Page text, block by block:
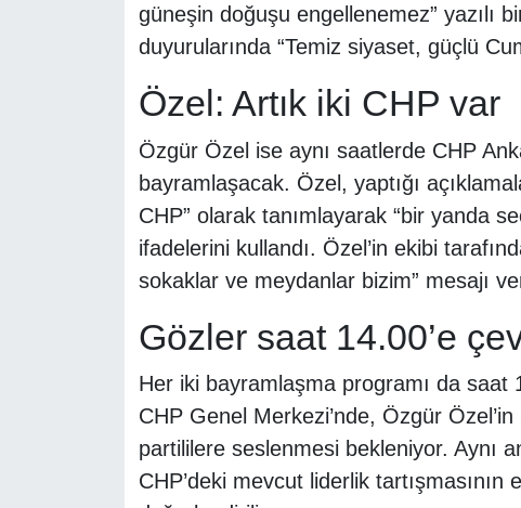
güneşin doğuşu engellenemez” yazılı
duyurularında “Temiz siyaset, güçlü
Özel: Artık iki CHP var
Özgür Özel ise aynı saatlerde CHP
bayramlaşacak. Özel, yaptığı
CHP” olarak tanımlayarak “bir yanda
ifadelerini kullandı. Özel’in ekibi
sokaklar ve meydanlar bizim” mesajı
Gözler saat 14.00’e
Her iki bayramlaşma programı da saat
CHP Genel Merkezi’nde, Özgür
partililere seslenmesi bekleniyor. Aynı
CHP’deki mevcut liderlik